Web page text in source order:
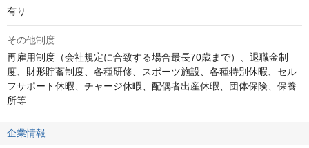
有り
その他制度
再雇用制度（会社規定に合致する場合最長70歳まで）、退職金制
度、財形貯蓄制度、各種研修、スポーツ施設、各種特別休暇、セル
フサポート休暇、チャージ休暇、配偶者出産休暇、団体保険、保養
所等
企業情報